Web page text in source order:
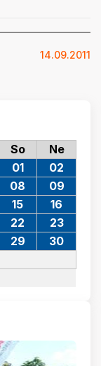
14.09.2011
So Ne
01
02
08
09
15
16
22
23
29
30